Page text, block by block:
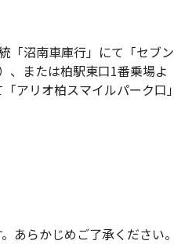
「沼南車庫行」にて「セブン
、または柏駅東口1番乗場よ
アリオ柏スマイルパーク口」
あらかじめご了承ください。